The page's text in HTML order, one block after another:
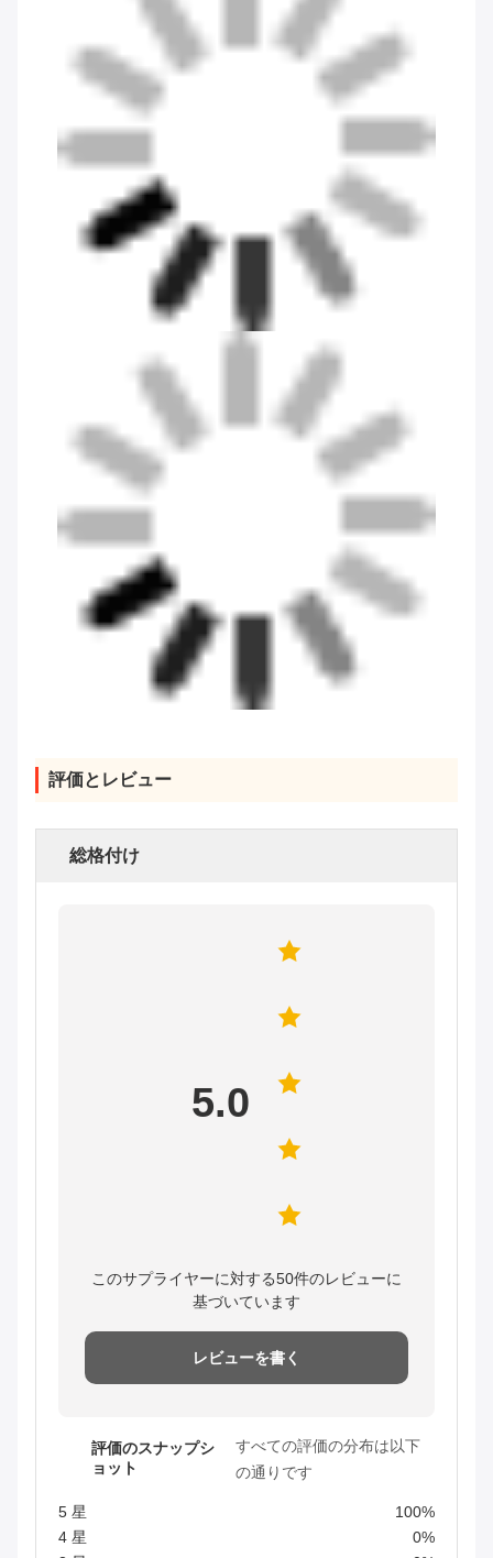
評価とレビュー
総格付け
5.0
このサプライヤーに対する50件のレビューに
基づいています
レビューを書く
評価のスナップシ
ョット
すべての評価の分布は以下
の通りです
5 星
100%
4 星
0%